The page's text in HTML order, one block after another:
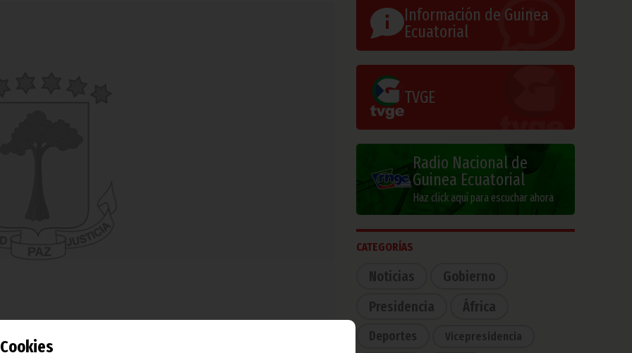
Cookies
Información de Guinea
Ecuatorial
TVGE
Radio Nacional de
Guinea Ecuatorial
Haz click aquí para escuchar ahora
CATEGORÍAS
Noticias
Gobierno
Presidencia
África
Deportes Vicepresidencia